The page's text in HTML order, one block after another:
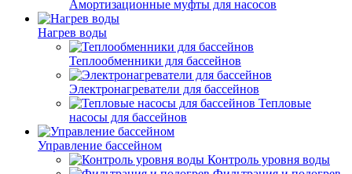
Амортизационные муфты для насосов
Нагрев воды
Теплообменники для бассейнов
Электронагреватели для бассейнов
Тепловые
насосы для бассейнов
Управление бассейном
Контроль уровня воды